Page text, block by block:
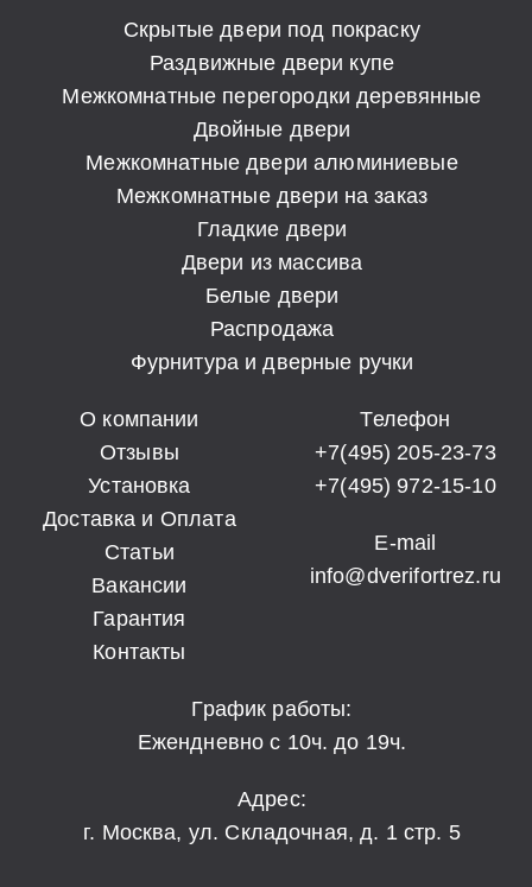
Скрытые двери под покраску
Раздвижные двери купе
Межкомнатные перегородки деревянные
Двойные двери
Межкомнатные двери алюминиевые
Межкомнатные двери на заказ
Гладкие двери
Двери из массива
Белые двери
Распродажа
Фурнитура и дверные ручки
О компании
Отзывы
Установка
Доставка и Оплата
Статьи
Вакансии
Гарантия
Контакты
Телефон
+7(495) 205-23-73
+7(495) 972-15-10
E-mail
info@dverifortrez.ru
График работы:
Ежендневно с 10ч. до 19ч.
Адрес:
г. Москва, ул. Складочная, д. 1 стр. 5